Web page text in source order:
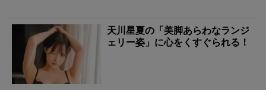
天川星夏の「美脚あらわなランジ
ェリー姿」に心をくすぐられる！